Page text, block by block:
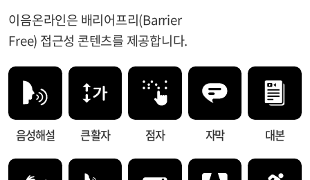
이음온라인은 배리어프리(Barrier
Free) 접근성 콘텐츠를 제공합니다.
음성해설 큰 활자 점자 자막 대본